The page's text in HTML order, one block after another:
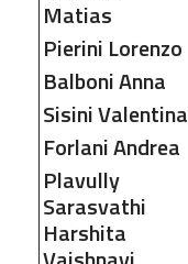
Matias
Pierini Lorenzo
BalboniAnna
SisiniValentina
ForlaniAndrea
Plavully
Sarasvathi
Harshita